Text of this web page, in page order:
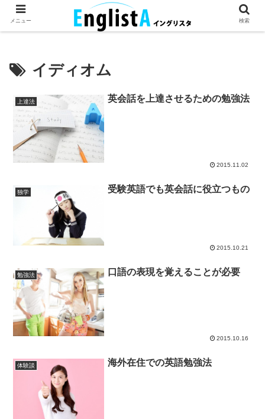
英語が話せるとちょっとハッピー。
イディオム
上達法 英会話を上達させるための勉強法
2015.11.02
独学 受験英語でも英会話に役立つもの
2015.10.21
勉強法 口語の表現を覚えることが必要
2015.10.16
体験談 海外在住での英語勉強法
メニュー 検索